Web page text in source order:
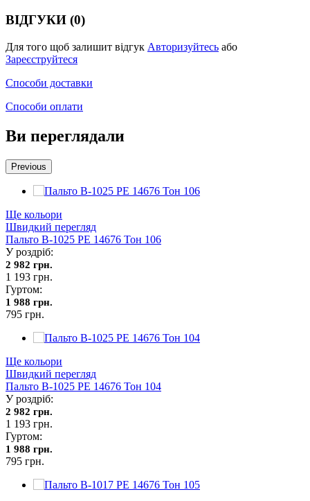
ВІДГУКИ (0)
Для того щоб залишит відгук Авторизуйтесь або
Зареєструйтеся
Способи доставки
Способи оплати
Ви переглядали
Previous
Ще кольори
Швидкий перегляд
Пальто В-1025 PE 14676 Тон 106
У роздріб:
2 982 грн.
1 193 грн.
Гуртом:
1 988 грн.
795 грн.
Ще кольори
Швидкий перегляд
Пальто В-1025 PE 14676 Тон 104
У роздріб:
2 982 грн.
1 193 грн.
Гуртом:
1 988 грн.
795 грн.